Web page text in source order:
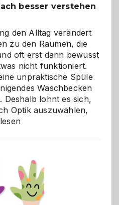
besser verstehen
den Alltag verändert
zu den Räumen, die
oft erst dann bewusst
nicht funktioniert.
unpraktische Spüle
Waschbecken
Deshalb lohnt es sich,
Optik auszuwählen,